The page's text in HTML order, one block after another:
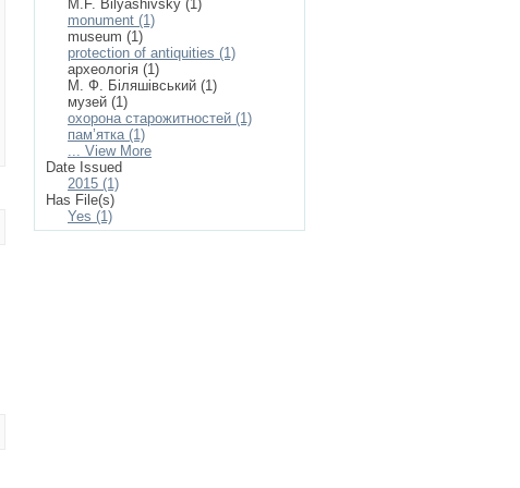
M.F. Bilyashivsky (1)
monument (1)
museum (1)
protection of antiquities (1)
археологія (1)
М. Ф. Біляшівський (1)
музей (1)
охорона старожитностей (1)
пам’ятка (1)
... View More
Date Issued
2015 (1)
Has File(s)
Yes (1)